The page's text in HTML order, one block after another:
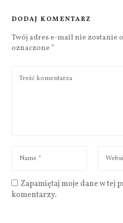
DODAJ KOMENTARZ
Twój adres e-mail nie zostanie
oznaczone *
Zapamiętaj moje dane w tej
komentarzy.